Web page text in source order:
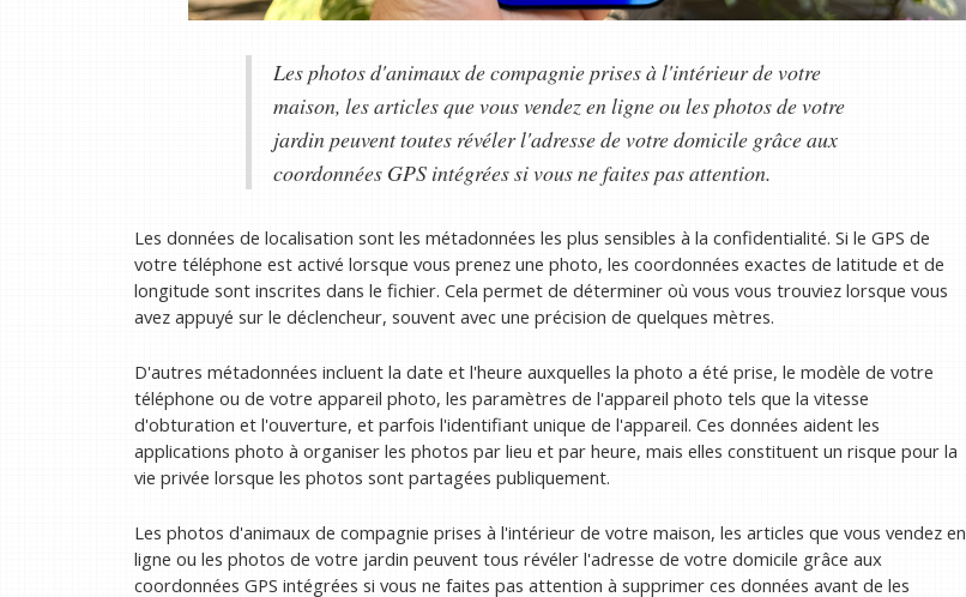
Les photos d'animaux de compagnie prises à l'intérieur de votre
maison, les articles que vous vendez en ligne ou les photos de votre
jardin peuvent toutes révéler l'adresse de votre domicile grâce aux
coordonnées GPS intégrées si vous ne faites pas attention.
Les données de localisation sont les métadonnées les plus sensibles à la confidentialité. Si le GPS de
votre téléphone est activé lorsque vous prenez une photo, les coordonnées exactes de latitude et de
longitude sont inscrites dans le fichier. Cela permet de déterminer où vous vous trouviez lorsque vous
avez appuyé sur le déclencheur, souvent avec une précision de quelques mètres.
D'autres métadonnées incluent la date et l'heure auxquelles la photo a été prise, le modèle de votre
téléphone ou de votre appareil photo, les paramètres de l'appareil photo tels que la vitesse
d'obturation et l'ouverture, et parfois l'identifiant unique de l'appareil. Ces données aident les
applications photo à organiser les photos par lieu et par heure, mais elles constituent un risque pour la
vie privée lorsque les photos sont partagées publiquement.
Les photos d'animaux de compagnie prises à l'intérieur de votre maison, les articles que vous vendez en
ligne ou les photos de votre jardin peuvent tous révéler l'adresse de votre domicile grâce aux
coordonnées GPS intégrées si vous ne faites pas attention à supprimer ces données avant de les